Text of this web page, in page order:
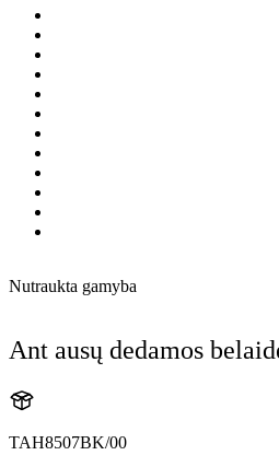
Nutraukta gamyba
Ant ausų dedamos
TAH8507BK/00